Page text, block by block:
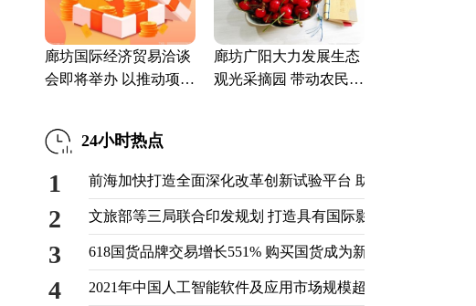
廊坊国际经济贸易洽谈
会即将举办 以推动项目
廊坊广阳大力发展生态
观光采摘园 带动农民就
24小时热点
1 前海加快打造全面深化改革创新试验平台 助推深圳打造国
2 文旅部等三局联合印发规划 打造具有国际影响力的黄河文化
3 618国货品牌交易增长551% 购买国货成为新的消费潮流
4 2021年中国人工智能软件及应用市场规模超50亿美元 同比上